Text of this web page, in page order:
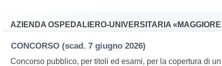
AZIENDA OSPEDALIERO-UNIVERSITARIA
CONCORSO (scad. 7 giugno 2026)
Concorso pubblico, per titoli ed esami, per la copertura di